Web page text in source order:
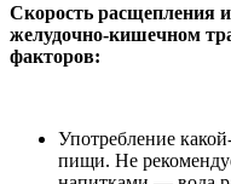
Скорость расщепления
желудочно-кишечном
факторов:
Употребление
пищи. Не